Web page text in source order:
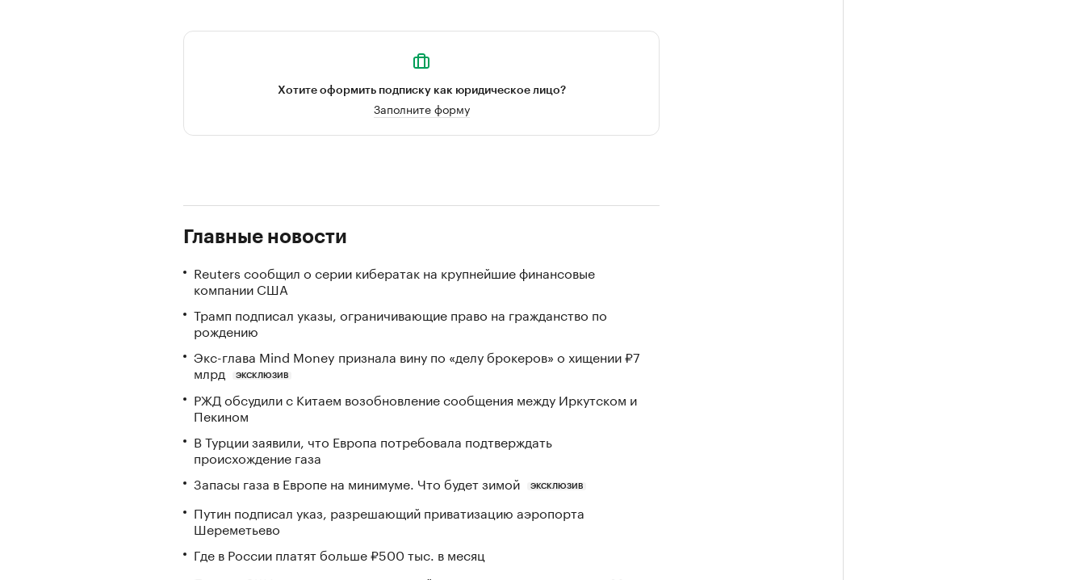
Хотите оформить подписку как юридическое лицо?
Заполните форму
Главные новости
Reuters сообщил о серии кибератак на крупнейшие финансовые
компании США
Трамп подписал указы, ограничивающие право на гражданство по
рождению
Экс-глава Mind Money признала вину по «делу брокеров» о хищении ₽7
млрд
ЭКСКЛЮЗИВ
РЖД обсудили с Китаем возобновление сообщения между Иркутском и
Пекином
В Турции заявили, что Европа потребовала подтверждать
происхождение газа
Запасы газа в Европе на минимуме. Что будет зимой
ЭКСКЛЮЗИВ
Путин подписал указ, разрешающий приватизацию аэропорта
Шереметьево
Где в России платят больше ₽500 тыс. в месяц